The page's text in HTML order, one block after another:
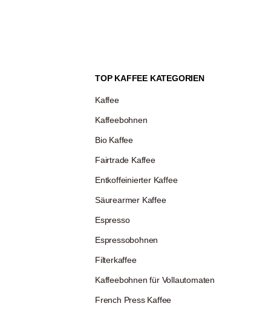
TOP KAFFEE KATEGORIEN
Kaffee
Kaffeebohnen
Bio Kaffee
Fairtrade Kaffee
Entkoffeinierter Kaffee
Säurearmer Kaffee
Espresso
Espressobohnen
Filterkaffee
Kaffeebohnen für Vollautomaten
French Press Kaffee